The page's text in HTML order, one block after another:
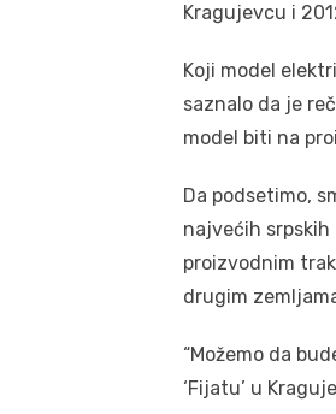
Kragujevcu i
Koji model
saznalo da je
model biti na
Da podsetimo,
najvećih srpskih
proizvodnim
drugim
“Možemo da
‘Fijatu’ u